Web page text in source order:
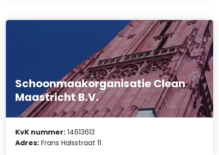
Schoonmaakorganisatie Clean
Maastricht B.V.
KvK nummer: 14613613
Adres: Frans Halsstraat 11